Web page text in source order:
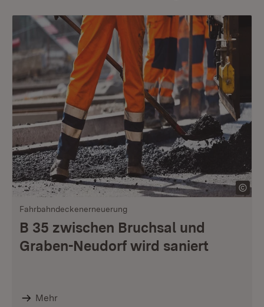
Fahrbahndeckenerneuerung
B 35 zwischen Bruchsal und
Graben-Neudorf wird saniert
Mehr